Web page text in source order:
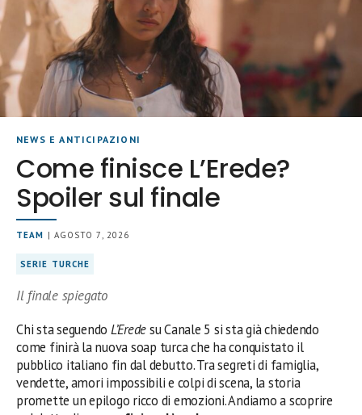
NEWS E ANTICIPAZIONI
Come finisce L’Erede?
Spoiler sul finale
TEAM | AGOSTO 7, 2026
SERIE TURCHE
Il finale spiegato
Chi sta seguendo L’Eredesu Canale 5 si sta già chiedendo
come finirà la nuova soap turca che ha conquistato il
pubblico italiano fin dal debutto. Tra segreti di famiglia,
vendette, amori impossibili e colpi di scena, la storia
promette un epilogo ricco di emozioni. Andiamo a scoprire